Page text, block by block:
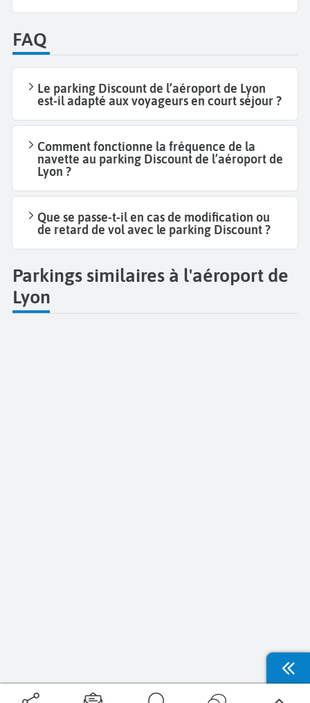
FAQ
Le parking Discount de l’aéroport de Lyon
est-il adapté aux voyageurs en court séjour ?
Comment fonctionne la fréquence de la
navette au parking Discount de l’aéroport de
Lyon ?
Que se passe-t-il en cas de modification ou
de retard de vol avec le parking Discount ?
Parkings similaires à l'aéroport de
Lyon